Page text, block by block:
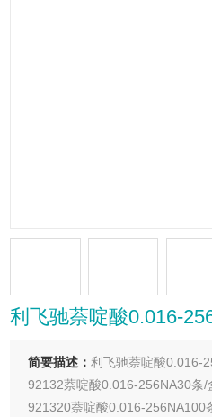
利飞驰萘啶酸0.016-
简要描述：利飞驰萘啶酸0.016-
92132萘啶酸0.016-256NA30条/
921320萘啶酸0.016-256NA100